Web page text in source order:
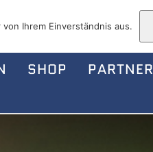
SHOP PARTNER
Ihrem Einverständnis aus.